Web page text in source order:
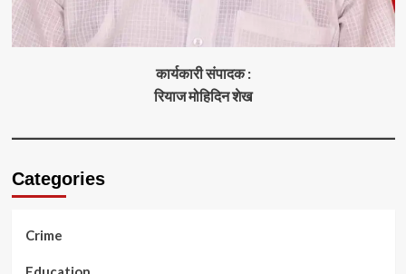
कार्यकारी संपादक :
रियाज मोहिदिन शेख
Categories
Crime